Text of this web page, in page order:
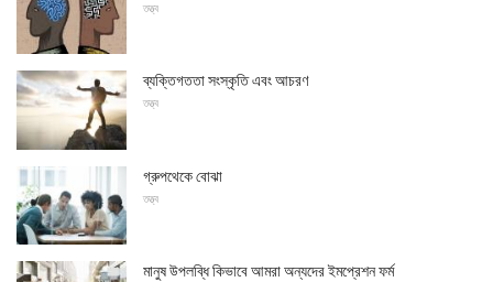
তত্ত্ব
ব্যক্তিগততা সংস্কৃতি এবং আচরণ
তত্ত্ব
গ্রুপথেকে বোঝা
তত্ত্ব
মানুষ উপলব্ধি কিভাবে আমরা অন্যদের ইমপ্রেশন ফর্ম